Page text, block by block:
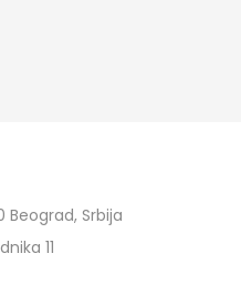
Beograd, Srbija
11